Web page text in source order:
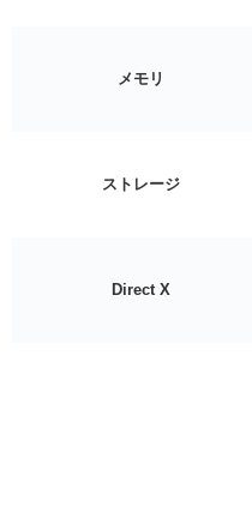
メモリ
ストレージ
Direct X